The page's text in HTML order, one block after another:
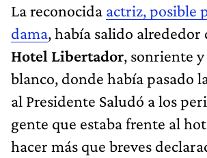
La reconocida actriz, posible
dama, había salido alrededor
Hotel Libertador, sonriente
blanco, donde había pasado
al Presidente Saludó a los
gente que estaba frente al
hacer más que breves